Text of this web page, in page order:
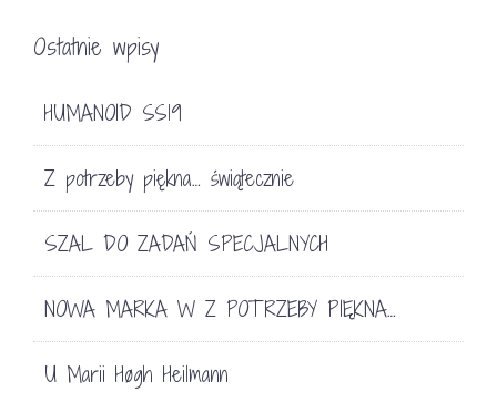
Ostatnie wpisy
HUMANOID SS19
Z potrzeby piękna… świątecznie
SZAL DO ZADAŃ SPECJALNYCH
NOWA MARKA W Z POTRZEBY PIĘKNA…
U Marii Høgh Heilmann